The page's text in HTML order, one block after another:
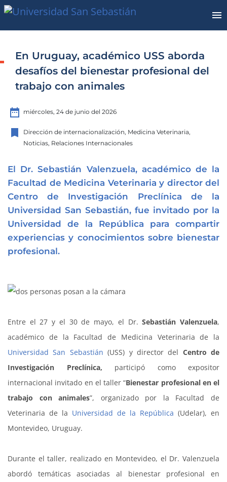
En Uruguay, académico USS aborda
desafíos del bienestar profesional del
trabajo con animales
date_range miércoles, 24 de junio del 2026
bookmark
Dirección de internacionalización, Medicina Veterinaria,
Noticias, Relaciones Internacionales
El Dr. Sebastián Valenzuela, académico de la
Facultad de Medicina Veterinaria y director del
Centro de Investigación Preclínica de la
Universidad San Sebastián, fue invitado por la
Universidad de la República para compartir
experiencias y conocimientos sobre bienestar
profesional.
Entre el 27 y el 30 de mayo, el Dr.Sebastián Valenzuela,
académico de la Facultad de Medicina Veterinaria de la
Universidad San Sebastián (USS) y director del Centro de
Investigación Preclínica, participó como expositor
internacional invitado en el taller “Bienestar profesional en el
trabajo con animales”, organizado por la Facultad de
Veterinaria de la Universidad de la República (Udelar), en
Montevideo, Uruguay.
Durante el taller, realizado en Montevideo, el Dr. Valenzuela
abordó temáticas asociadas al bienestar profesional en